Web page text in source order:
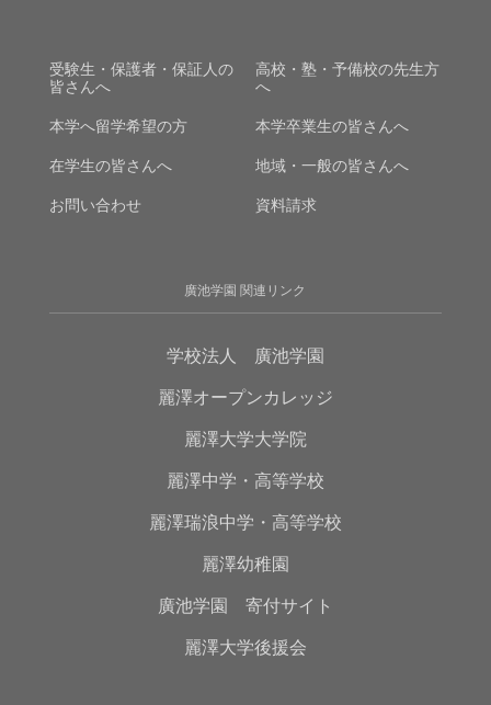
受験生・保護者・保証人の
皆さんへ
高校・塾・予備校の先生方
へ
本学へ留学希望の方 本学卒業生の皆さんへ
在学生の皆さんへ 地域・一般の皆さんへ
お問い合わせ 資料請求
廣池学園 関連リンク
学校法人 廣池学園
麗澤オープンカレッジ
麗澤大学大学院
麗澤中学・高等学校
麗澤瑞浪中学・高等学校
麗澤幼稚園
廣池学園 寄付サイト
麗澤大学後援会